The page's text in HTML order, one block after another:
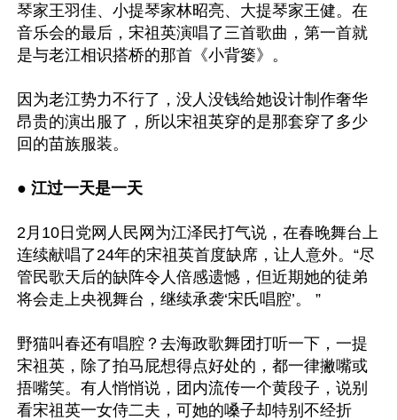
琴家王羽佳、小提琴家林昭亮、大提琴家王健。在
音乐会的最后，宋祖英演唱了三首歌曲，第一首就
是与老江相识搭桥的那首《小背篓》。
因为老江势力不行了，没人没钱给她设计制作奢华
昂贵的演出服了，所以宋祖英穿的是那套穿了多少
回的苗族服装。
● 江过一天是一天
2月10日党网人民网为江泽民打气说，在春晚舞台上
连续献唱了24年的宋祖英首度缺席，让人意外。“尽
管民歌天后的缺阵令人倍感遗憾，但近期她的徒弟
将会走上央视舞台，继续承袭‘宋氏唱腔’。 ”
野猫叫春还有唱腔？去海政歌舞团打听一下，一提
宋祖英，除了拍马屁想得点好处的，都一律撇嘴或
捂嘴笑。有人悄悄说，团内流传一个黄段子，说别
看宋祖英一女侍二夫，可她的嗓子却特别不经折